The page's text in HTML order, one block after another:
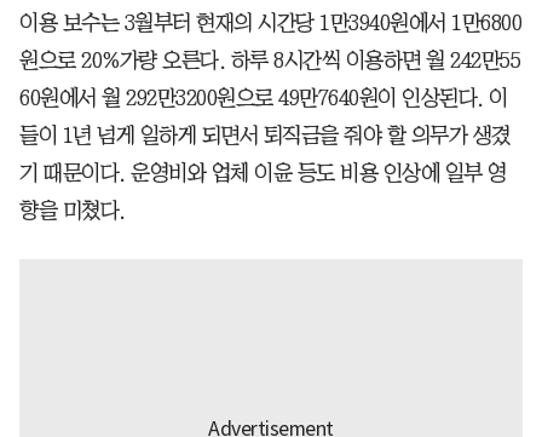
이용 보수는 3월부터 현재의 시간당 1만3940원에서 1만6800
원으로 20%가량 오른다. 하루 8시간씩 이용하면 월 242만55
60원에서 월 292만3200원으로 49만7640원이 인상된다. 이
들이 1년 넘게 일하게 되면서 퇴직금을 줘야 할 의무가 생겼
기 때문이다. 운영비와 업체 이윤 등도 비용 인상에 일부 영
향을 미쳤다.